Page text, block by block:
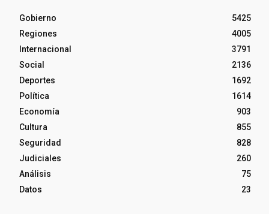
Gobierno
5425
Regiones
4005
Internacional
3791
Social
2136
Deportes
1692
Política
1614
Economía
903
Cultura
855
Seguridad
828
Judiciales
260
Análisis
75
Datos
23